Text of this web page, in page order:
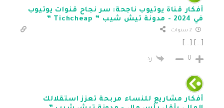
أفكار قناة يوتيوب ناجحة: سر نجاح قنوات يوتيوب
في 2024 - مدونة تيش شيب ” Tichcheap ”
[…] […]
0 رد
أفكار مشاريع للنساء مربحة تعزز استقلالك